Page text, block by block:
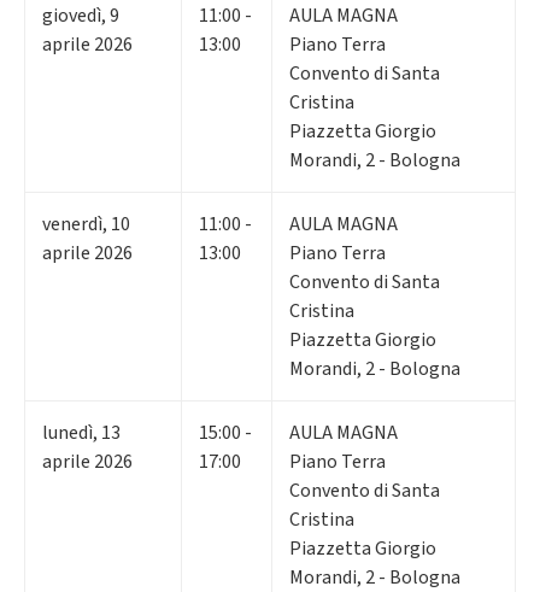
giovedì,9
aprile 2026
11:00 -
13:00
AULA MAGNA
Piano Terra
Convento di Santa
Cristina
Piazzetta Giorgio
Morandi, 2 - Bologna
venerdì, 10
aprile 2026
11:00 -
13:00
AULA MAGNA
Piano Terra
Convento di Santa
Cristina
Piazzetta Giorgio
Morandi, 2 - Bologna
lunedì, 13
aprile 2026
15:00 -
17:00
AULA MAGNA
Piano Terra
Convento di Santa
Cristina
Piazzetta Giorgio
Morandi, 2 - Bologna